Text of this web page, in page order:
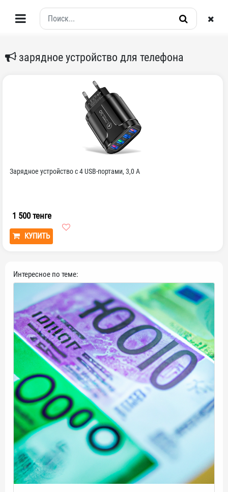
зарядное устройство для телефона
Зарядное устройство с 4 USB-портами, 3,0 А
1 500 тенге
КУПИТЬ
Интересное по теме: